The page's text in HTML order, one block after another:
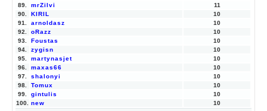
89.
mrZilvi
11
90.
KIRIL
10
91.
arnoldasz
10
92.
oRazz
10
93.
Foustas
10
94.
zygisn
10
95.
martynasjet
10
96.
maxas66
10
97.
shalonyi
10
98.
Tomux
10
99.
gintulis
10
100.
new
10